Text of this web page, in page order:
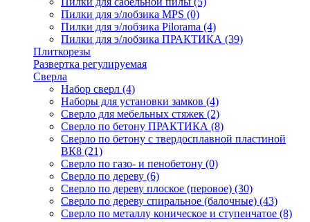
Пилки для э/лобзика MPS (0)
Пилки для э/лобзика Pilorama (4)
Пилки для э/лобзика ПРАКТИКА (39)
Плиткорезы
Развертка регулируемая
Сверла
Набор сверл (4)
Наборы для установки замков (4)
Сверло для мебельных стяжек (2)
Сверло по бетону ПРАКТИКА (8)
Сверло по бетону с твердосплавной пластиной
ВК8 (21)
Сверло по газо- и пенобетону (0)
Сверло по дереву (6)
Сверло по дереву плоское (перовое) (30)
Сверло по дереву спиральное (балочные) (43)
Сверло по металлу коническое и ступенчатое (8)